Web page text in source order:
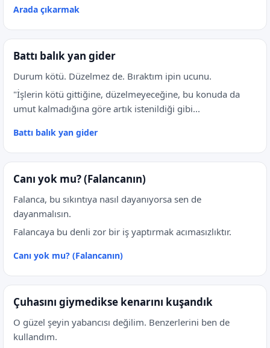
Arada çıkarmak
Battı balık yan gider
Durum kötü. Düzelmez de. Bıraktım ipin ucunu.
"İşlerin kötü gittiğine, düzelmeyeceğine, bu konuda da
umut kalmadığına göre artık istenildiği gibi...
Battı balık yan gider
Canı yok mu? (Falancanın)
Falanca, bu sıkıntıya nasıl dayanıyorsa sen de
dayanmalısın.
Falancaya bu denli zor bir iş yaptırmak acımasızlıktır.
Canı yok mu? (Falancanın)
Çuhasını giymedikse kenarını kuşandık
O güzel şeyin yabancısı değilim. Benzerlerini ben de
kullandım.